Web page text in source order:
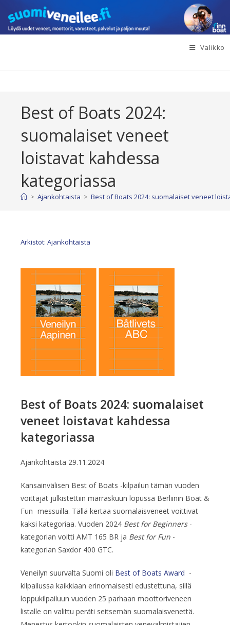
suoraan
sisältöön
Valikko
Best of Boats 2024:
suomalaiset veneet
loistavat kahdessa
kategoriassa
> Ajankohtaista > Best of Boats 2024: suomalaiset veneet
Arkistot: Ajankohtaista
Best of Boats 2024: suomalaiset
veneet loistavat kahdessa
kategoriassa
Ajankohtaista 29.11.2024
Kansainvälisen Best of Boats -kilpailun tämän vuoden
voittajat julkistettiin marraskuun lopussa Berliinin Boat &
Fun -messuilla. Tällä kertaa suomalaisveneet voittivat
kaksi kategoriaa. Vuoden 2024 Best for Beginners-
kategorian voitti AMT 165 BR ja Best for Fun -
kategorian Saxdor 400 GTC.
Veneilyn suurvalta Suomi oli Best of Boats Award -
kilpailussa kaikkiaan erinomaisesti edustettuna, sillä
loppukilpailuun vuoden 25 parhaan moottoriveneen
listalle on valittu peräti seitsemän suomalaisvenettä.